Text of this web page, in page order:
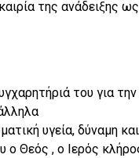
της ανάδειξης
του για
υγεία, δύναμη
ο Θεός , ο Ιερός